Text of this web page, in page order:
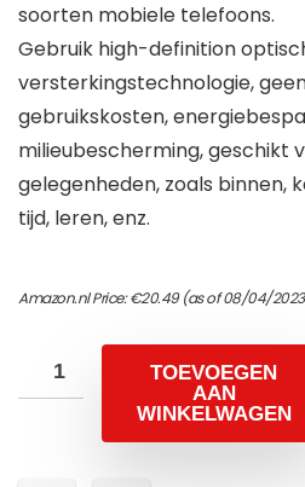
soorten mobiele telefoons.
Gebruik high-definition
versterkingstechnologie,
gebruikskosten,
milieubescherming, geschikt
gelegenheden, zoals binnen,
tijd, leren, enz.
Amazon.nl Price:€20.49(as of 08/04/2023
TOEVOEGEN
AAN
WINKELWAGEN